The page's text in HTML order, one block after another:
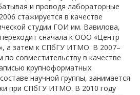
и проводя лабораторные
стажируется в качестве
студии ГОИ им. Вавилова,
сначала к ООО «Центр
а затем к СПбГУ ИТМО. В 2007–
по совместительству в качестве
крупноформатных
научной группы, занимается
при СПбГУ ИТМО. В 2010 году